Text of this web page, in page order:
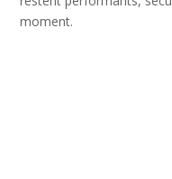
moment.